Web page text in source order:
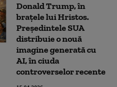
Donald Trump, în
brațele lui Hristos.
Președintele SUA
distribuie o nouă
imagine generată cu
AI, în ciuda
controverselor recente